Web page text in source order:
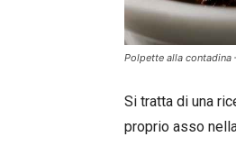
Polpette alla contadina
Si tratta di una
proprio asso